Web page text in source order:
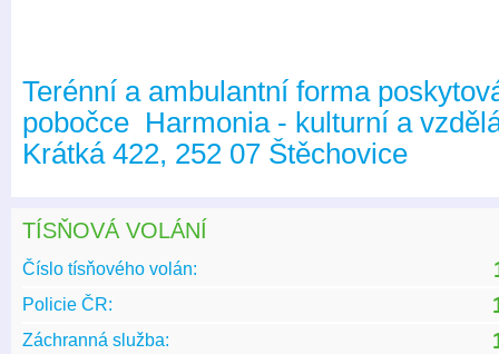
Terénní a ambulantní forma
pobočce Harmonia - kulturní a
Krátká 422, 252 07 Štěchovice
TÍSŇOVÁ VOLÁNÍ
Číslo tísňového volán:
Policie ČR:
Záchranná služba: